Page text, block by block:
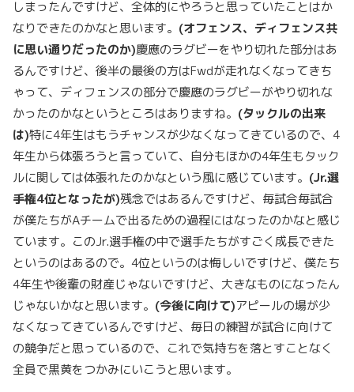
しまったんですけど、全体的にやろうと思っていたことはか
なりできたのかなと思います。 (オフェンス、ディフェンス共
に思い通りだったのか)慶應のラグビーをやり切れた部分はあ
るんですけど、後半の最後の方はFwdが走れなくなってきち
ゃって、ディフェンスの部分で慶應のラグビーがやり切れな
かったのかなというところはありますね。 (タックルの出来
は)特に4年生はもうチャンスが少なくなってきているので、4
年生から体張ろうと言っていて、自分もほかの4年生もタック
ルに関しては体張れたのかなという風に感じています。 (Jr.選
手権4位となったが)残念ではあるんですけど、毎試合毎試合
が僕たちがAチームで出るための過程にはなったのかなと感じ
ています。このJr.選手権の中で選手たちがすごく成長できた
というのはあるので。4位というのは悔しいですけど、僕たち
4年生や後輩の財産じゃないですけど、大きなものになったん
じゃないかなと思います。 (今後に向けて)アピールの場が少
なくなってきているんですけど、毎日の練習が試合に向けて
の競争だと思っているので、これで気持ちを落とすことなく
全員で黒黄をつかみにいこうと思います。